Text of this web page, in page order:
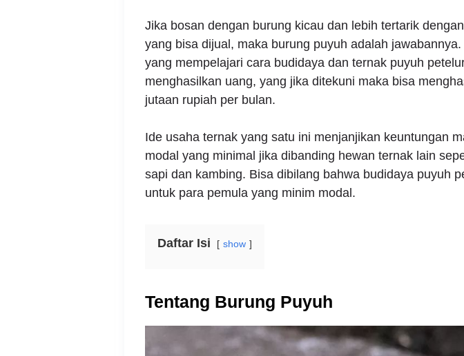
Jika bosan dengan burung kicau dan lebih tertarik
yang bisa dijual, maka burung puyuh adalah
yang mempelajari cara budidaya dan ternak puyuh
menghasilkan uang, yang jika ditekuni maka bisa
jutaan rupiah per bulan.
Ide usaha ternak yang satu ini menjanjikan keuntungan
modal yang minimal jika dibanding hewan ternak lain
sapi dan kambing. Bisa dibilang bahwa budidaya puyuh
untuk para pemula yang minim modal.
Daftar Isi show
Tentang Burung Puyuh